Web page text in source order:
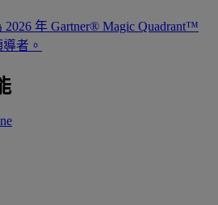
2026 年 Gartner® Magic Quadrant™
者。